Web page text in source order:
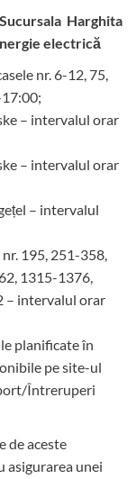
Harghita
electrică
nr. 6-12, 75,
– intervalul orar
– intervalul orar
– intervalul
195, 251-358,
1315-1376,
– intervalul orar
planificate în
pe site-ul
Întreruperi
de aceste
asigurarea unei